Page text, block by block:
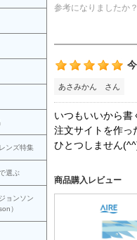
ンズ特集
選ぶ
ョンソン
）
参考になりましたか？
あさみかん さん
いつもいいから書
注文サイトを作っ
ひとつしません
商品購入レビュー